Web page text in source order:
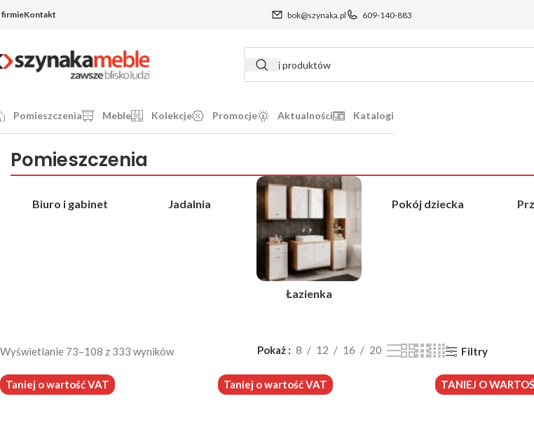
firmieKontakt bok@szynaka.pl 609-140-883
Pomieszczenia Meble Kolekcje Promocje Aktualności Katalogi
Pomieszczenia
Biuro i gabinet Jadalnia
Łazienka
Pokój dziecka
Wyświetlanie 73–108 z 333 wyników Pokaż 8 12 16 20 Filtry
Taniej o wartość VAT Taniej o wartość VAT TANIEJ O